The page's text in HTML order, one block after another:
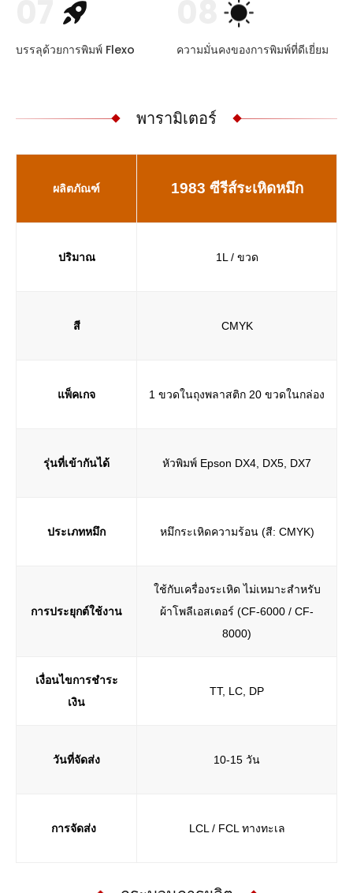
บรรลุด้วยการพิมพ์ Flexo ความมั่นคงของการพิมพ์ที่ดีเยี่ยม
พารามิเตอร์
ผลิตภัณฑ์ 1983 ซีรีส์ระเหิดหมึก
ปริมาณ 1L / ขวด
สี CMYK
แพ็คเกจ 1 ขวดในถุงพลาสติก 20 ขวดในกล่อง
รุ่นที่เข้ากันได้ หัวพิมพ์ Epson DX4, DX5, DX7
ประเภทหมึก หมึกระเหิดความร้อน (สี: CMYK)
การประยุกต์ใช้งาน
ใช้กับเครื่องระเหิด ไม่เหมาะสำหรับ
ผ้าโพลีเอสเตอร์ (CF-6000 / CF-
8000)
เงื่อนไขการชำระ
เงิน
TT, LC, DP
วันที่จัดส่ง 10-15 วัน
การจัดส่ง LCL / FCL ทางทะเล